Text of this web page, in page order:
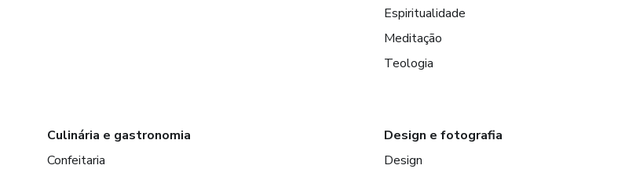
Espiritualidade
Meditação
Teologia
Culinária e gastronomia
Confeitaria
Design e fotografia
Design